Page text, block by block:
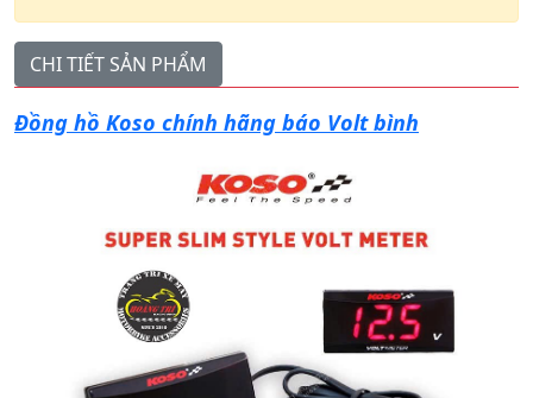
CHI TIẾT SẢN PHẨM
Đồng hồ Koso chính hãng báo Volt bình